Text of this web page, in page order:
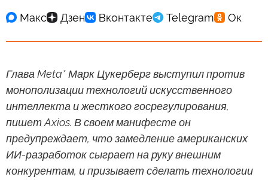
Глава Meta* Марк Цукерберг выступил против
монополизации технологий искусственного
интеллекта и жесткого госрегулирования,
пишет Axios. В своем манифесте он
предупреждает, что замедление американских
ИИ-разработок сыграет на руку внешним
конкурентам, и призывает сделать технологии